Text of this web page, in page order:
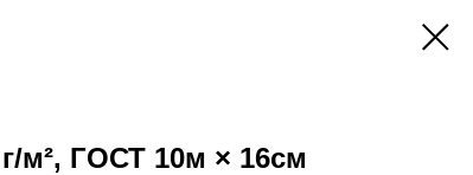
м², ГОСТ 10м × 16см